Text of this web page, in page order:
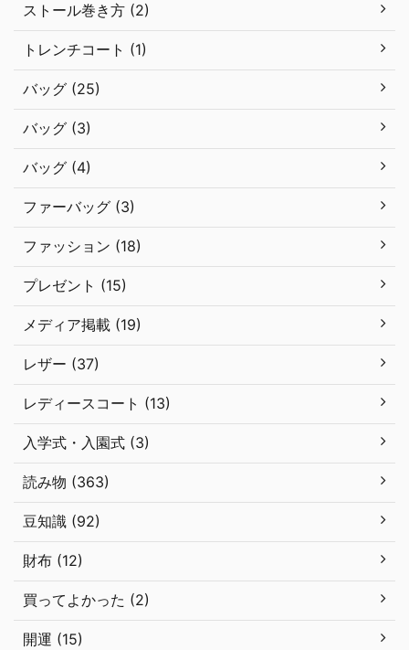
ストール巻き方 (2)
トレンチコート (1)
バッグ (25)
バッグ (3)
バッグ (4)
ファーバッグ (3)
ファッション (18)
プレゼント (15)
メディア掲載 (19)
レザー (37)
レディースコート (13)
入学式・入園式 (3)
読み物 (363)
豆知識 (92)
財布 (12)
買ってよかった (2)
開運 (15)